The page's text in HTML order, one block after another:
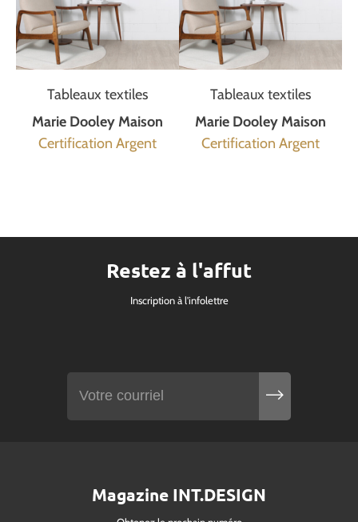
Tableaux textiles
Marie Dooley Maison
Certification Argent
Tableaux textiles
Marie Dooley Maison
Certification Argent
Restez à l'affut
Inscription à l'infolettre
Magazine INT.DESIGN